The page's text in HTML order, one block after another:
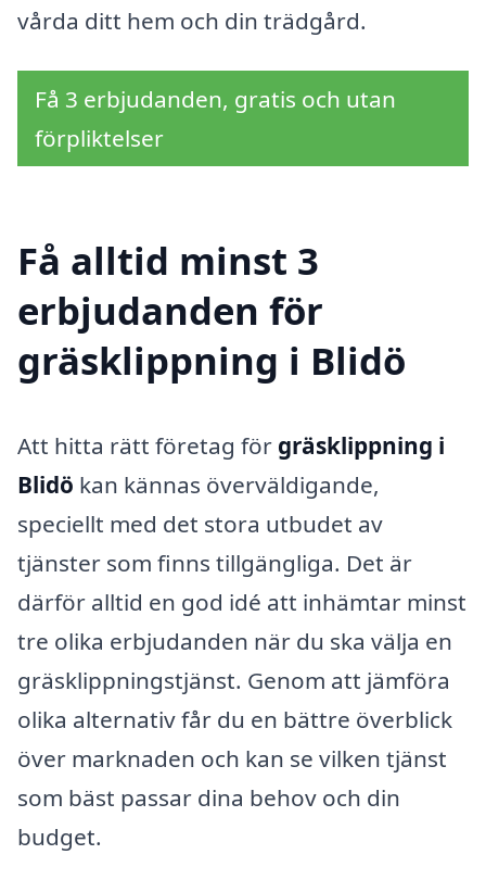
vårda ditt hem och din trädgård.
Få 3 erbjudanden, gratis och utan
förpliktelser
Få alltid minst 3
erbjudanden för
gräsklippning i Blidö
Att hitta rätt företag för gräsklippning i
Blidö kan kännas överväldigande,
speciellt med det stora utbudet av
tjänster som finns tillgängliga. Det är
därför alltid en god idé att inhämtar minst
tre olika erbjudanden när du ska välja en
gräsklippningstjänst. Genom att jämföra
olika alternativ får du en bättre överblick
över marknaden och kan se vilken tjänst
som bäst passar dina behov och din
budget.